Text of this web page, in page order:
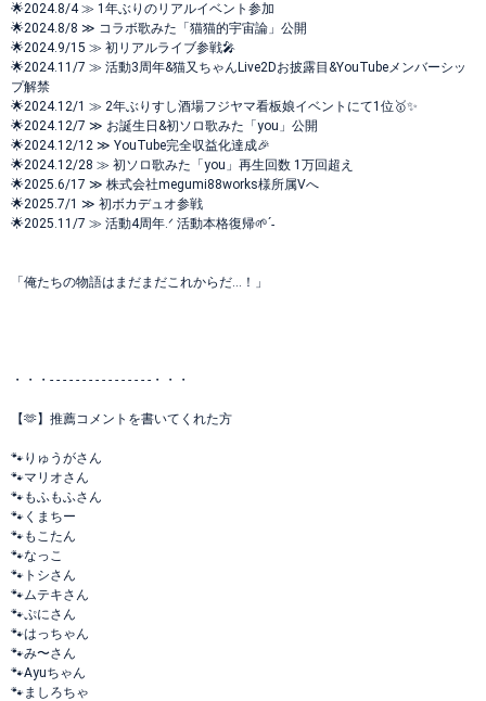
🌟2024.8/4 ≫ 1年ぶりのリアルイベント参加
🌟2024.8/8 ≫ コラボ歌みた「猫猫的宇宙論」公開
🌟2024.9/15 ≫ 初リアルライブ参戦🎤
🌟2024.11/7 ≫ 活動3周年&猫又ちゃんLive2Dお披露目&YouTubeメンバーシッ
プ解禁
🌟2024.12/1 ≫ 2年ぶりすし酒場フジヤマ看板娘イベントにて1位🥇✨
🌟2024.12/7 ≫ お誕生日&初ソロ歌みた「you」公開
🌟2024.12/12 ≫ YouTube完全収益化達成🎉
🌟2024.12/28 ≫ 初ソロ歌みた「you」再生回数 1万回超え
🌟2025.6/17 ≫ 株式会社megumi88works様所属Vへ
🌟2025.7/1 ≫ 初ボカデュオ参戦
🌟2025.11/7 ≫ 活動4周年.ᐟ 活動本格復帰🌱ˊ˗
「俺たちの物語はまだまだこれからだ…！」
・・・- - - - - - - - - - - - - - - -・・・
【🫶】推薦コメントを書いてくれた方
🐾りゅうがさん
🐾マリオさん
🐾もふもふさん
🐾くまちー
🐾もこたん
🐾なっこ
🐾トシさん
🐾ムテキさん
🐾ぷにさん
🐾はっちゃん
🐾み〜さん
🐾Ayuちゃん
🐾ましろちゃ